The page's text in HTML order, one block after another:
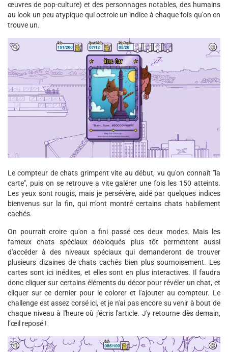
œuvres de pop-culture) et des personnages notables, des humains
au look un peu atypique qui octroie un indice à chaque fois qu'on en
trouve un.
Le compteur de chats grimpent vite au début, vu qu'on connaît "la
carte", puis on se retrouve a vite galérer une fois les 150 atteints.
Les yeux sont rougis, mais je persévère, aidé par quelques indices
bienvenus sur la fin, qui m'ont montré certains chats habilement
cachés.
On pourrait croire qu'on a fini passé ces deux modes. Mais les
fameux chats spéciaux débloqués plus tôt permettent aussi
d'accéder à des niveaux spéciaux qui demanderont de trouver
plusieurs dizaines de chats cachés bien plus sournoisement. Les
cartes sont ici inédites, et elles sont en plus interactives. Il faudra
donc cliquer sur certains éléments du décor pour révéler un chat, et
cliquer sur ce dernier pour le colorer et l'ajouter au compteur. Le
challenge est assez corsé ici, et je n'ai pas encore su venir à bout de
chaque niveau à l'heure où j'écris l'article. J'y retourne dès demain,
l’œil reposé !